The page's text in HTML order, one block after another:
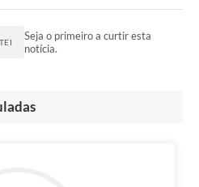
Seja o primeiro a curtir esta
notícia.